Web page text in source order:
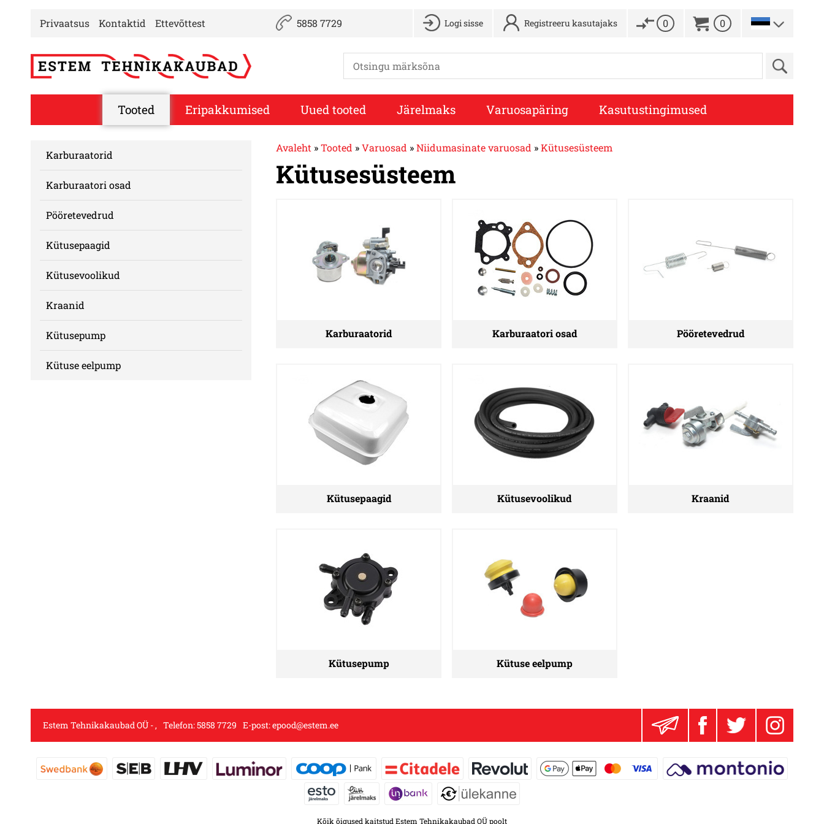
Privaatsus Kontaktid Ettevõttest 5858 7729 Logi sisse Registreeru kasutajaks 0 0
Tooted Eripakkumised Uued tooted Järelmaks Varuosapäring Kasutustingimused
Karburaatorid
Karburaatori osad
Pööretevedrud
Kütusepaagid
Kütusevoolikud
Kraanid
Kütusepump
Kütuse eelpump
Avaleht »Tooted »Varuosad »Niidumasinate varuosad »Kütusesüsteem
Kütusesüsteem
Karburaatorid Karburaatori osad Pööretevedrud
Kütusepaagid Kütusevoolikud Kraanid
Kütusepump Kütuse eelpump
Estem Tehnikakaubad OÜ , Telefon:5858 7729 E-post:epood@estem.ee
Kõik õigused kaitstud Estem Tehnikakaubad OÜ poolt